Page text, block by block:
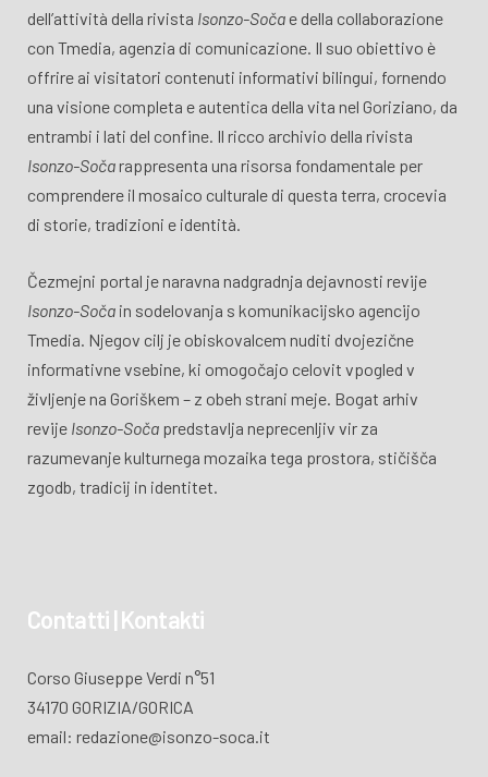
dell’attività della rivista Isonzo-Sočae della collaborazione
con Tmedia, agenzia di comunicazione. Il suo obiettivo è
offrire ai visitatori contenuti informativi bilingui, fornendo
una visione completa e autentica della vita nel Goriziano, da
entrambi i lati del confine. Il ricco archivio della rivista
Isonzo-Sočarappresenta una risorsa fondamentale per
comprendere il mosaico culturale di questa terra, crocevia
di storie, tradizioni e identità.
Čezmejni portal je naravna nadgradnja dejavnosti revije
Isonzo-Soča in sodelovanja s komunikacijsko agencijo
Tmedia. Njegov cilj je obiskovalcem nuditi dvojezične
informativne vsebine, ki omogočajo celovit vpogled v
življenje na Goriškem – z obeh strani meje. Bogat arhiv
revije Isonzo-Soča predstavlja neprecenljiv vir za
razumevanje kulturnega mozaika tega prostora, stičišča
zgodb, tradicij in identitet.
Contatti | Kontakti
Corso Giuseppe Verdi n°51
34170 GORIZIA/GORICA
email: redazione@isonzo-soca.it